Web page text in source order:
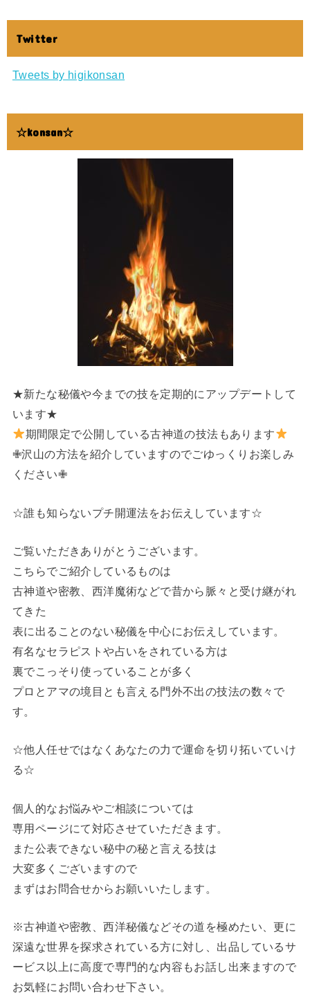
Twitter
Tweets by higikonsan
☆konsan☆
★新たな秘儀や今までの技を定期的にアップデートして
います★
期間限定で公開している古神道の技法もあります
✙沢山の方法を紹介していますのでごゆっくりお楽しみ
ください✙
☆誰も知らないプチ開運法をお伝えしています☆
ご覧いただきありがとうございます。
こちらでご紹介しているものは
古神道や密教、西洋魔術などで昔から脈々と受け継がれ
てきた
表に出ることのない秘儀を中心にお伝えしています。
有名なセラピストや占いをされている方は
裏でこっそり使っていることが多く
プロとアマの境目とも言える門外不出の技法の数々で
す。
☆他人任せではなくあなたの力で運命を切り拓いていけ
る☆
個人的なお悩みやご相談については
専用ページにて対応させていただきます。
また公表できない秘中の秘と言える技は
大変多くございますので
まずはお問合せからお願いいたします。
※古神道や密教、西洋秘儀などその道を極めたい、更に
深遠な世界を探求されている方に対し、出品しているサ
ービス以上に高度で専門的な内容もお話し出来ますので
お気軽にお問い合わせ下さい。